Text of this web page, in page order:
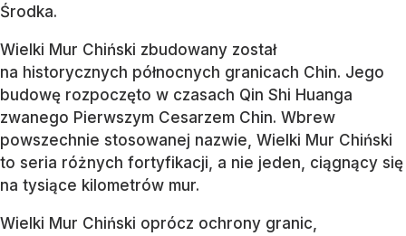
Środka.
Wielki Mur Chiński zbudowany został
na historycznych północnych granicach Chin. Jego
budowę rozpoczęto w czasach Qin Shi Huanga
zwanego Pierwszym Cesarzem Chin. Wbrew
powszechnie stosowanej nazwie, Wielki Mur Chiński
to seria różnych fortyfikacji, a nie jeden, ciągnący się
na tysiące kilometrów mur.
Wielki Mur Chiński oprócz ochrony granic,